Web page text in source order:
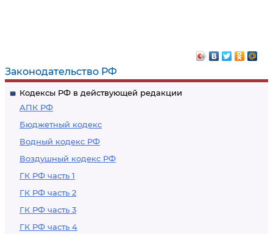
Законодательство РФ
Кодексы РФ в действующей редакции
АПК РФ
Бюджетный кодекс
Водный кодекс РФ
Воздушный кодекс РФ
ГК РФ часть 1
ГК РФ часть 2
ГК РФ часть 3
ГК РФ часть 4